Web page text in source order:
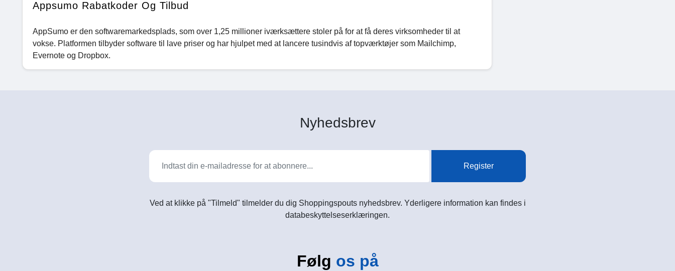
Appsumo Rabatkoder Og Tilbud
AppSumo er den softwaremarkedsplads, som over 1,25 millioner iværksættere stoler på for at få deres virksomheder til at
vokse. Platformen tilbyder software til lave priser og har hjulpet med at lancere tusindvis af topværktøjer som Mailchimp,
Evernote og Dropbox.
Nyhedsbrev
Register
Ved at klikke på "Tilmeld" tilmelder du dig Shoppingspouts nyhedsbrev. Yderligere information kan findes i
databeskyttelseserklæringen.
Følg os på